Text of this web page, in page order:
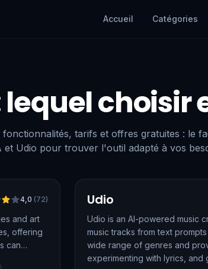
Accueil Catégories
lequel choisir
tarifs et offres gratuites : le
et Udio pour trouver l'outil adapté à vos
4,0 (72)
and art
offering
can
Udio
Udio is an AI-powered music
music tracks from text
wide range of genres and
experimenting with lyrics, and